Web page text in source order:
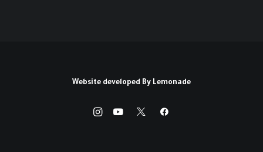
Website developed By Lemonade